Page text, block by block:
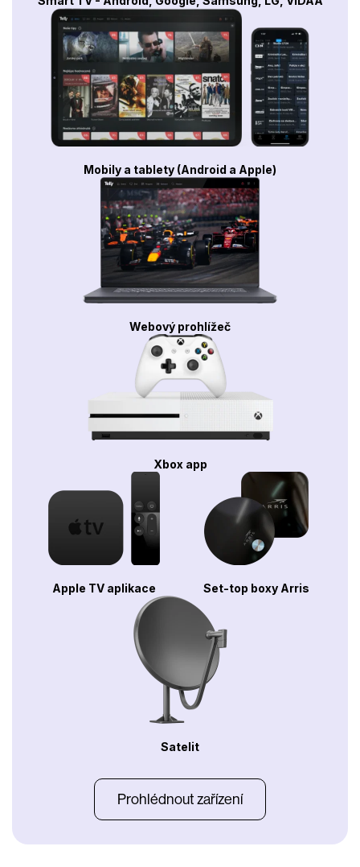
Mobily a tablety (Android a Apple)
Webový prohlížeč
Xbox app
Apple TV aplikace Set-top boxy Arris
Satelit
Prohlédnout zařízení